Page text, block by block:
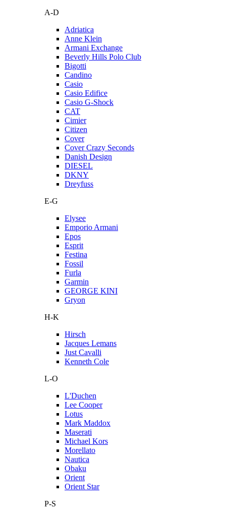
A-D
Adriatica
Anne Klein
Armani Exchange
Beverly Hills Polo Club
Bigotti
Candino
Casio
Casio Edifice
Casio G-Shock
CAT
Cimier
Citizen
Cover
Cover Crazy Seconds
Danish Design
DIESEL
DKNY
Dreyfuss
E-G
Elysee
Emporio Armani
Epos
Esprit
Festina
Fossil
Furla
Garmin
GEORGE KINI
Gryon
H-K
Hirsch
Jacques Lemans
Just Cavalli
Kenneth Cole
L-O
L'Duchen
Lee Cooper
Lotus
Mark Maddox
Maserati
Michael Kors
Morellato
Nautica
Obaku
Orient
Orient Star
P-S